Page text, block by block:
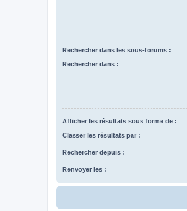
Rechercher dans les sous-forums :
Rechercher dans :
Afficher les résultats sous forme de :
Classer les résultats par :
Rechercher depuis :
Renvoyer les :